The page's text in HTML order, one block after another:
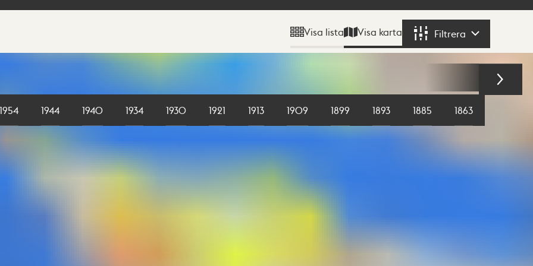
Visa lista Visa karta Filtrera
1954 1944 1940 1934 1930 1921 1913 1909 1899 1893 1885 1863